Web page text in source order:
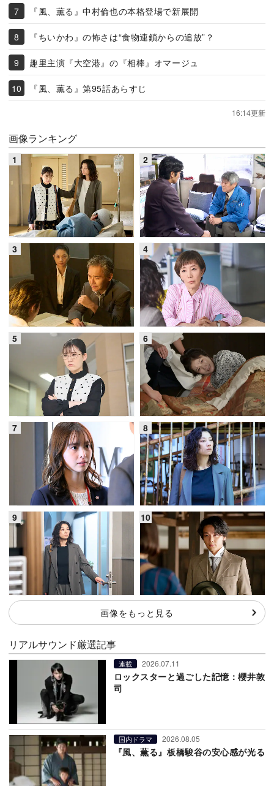
『風、薫る』中村倫也の本格登場で新展開
『ちいかわ』の怖さは“食物連鎖からの追放”？
趣里主演『大空港』の『相棒』オマージュ
『風、薫る』第95話あらすじ
16:14更新
画像ランキング
画像をもっと見る
リアルサウンド厳選記事
連載 2026.07.11
ロックスターと過ごした記憶：櫻井敦
司
国内ドラマ 2026.08.05
『風、薫る』板橋駿谷の安心感が光る